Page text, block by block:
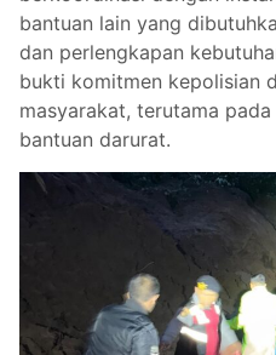
bantuan lain yang
dan perlengkapan
bukti komitmen kepolisian
masyarakat, terutama
bantuan darurat.